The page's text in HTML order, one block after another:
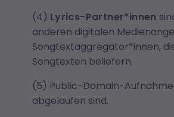
(4) Lyrics-Partner*innen
anderen digitalen
Songtextaggregator*innen,
Songtexten beliefern.
(5) Public-Domain-
abgelaufen sind.